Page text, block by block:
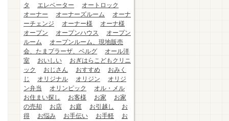
タ
エレベーター
オートロック
オーナー
オーナーズルーム
オーナ
ーチェンジ
オーナー様
オーナ様
オープン
オープンハウス
オープン
ルーム
オープンルーム、現地販売
会、たまプラーザ、ベルグ
オール洋
室
おいしい
おぎはらこどもクリニ
ック
おじさん おすすめ
おみく
じ
オリジナル オリジン
オリジ
ン弁当
オリンピック
オル・メル
お住まい探し
お客様 お家
お家
の売却
お店 お庭 お引越し
お
得
お悩み お手伝い お手軽
お